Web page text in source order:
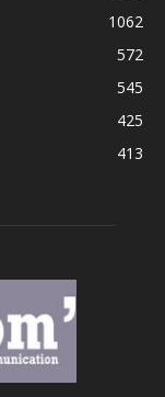
1062
572
545
425
413